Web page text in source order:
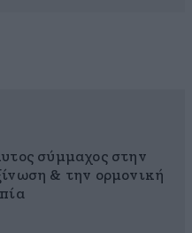
σύμμαχος στην
& την ορμονική